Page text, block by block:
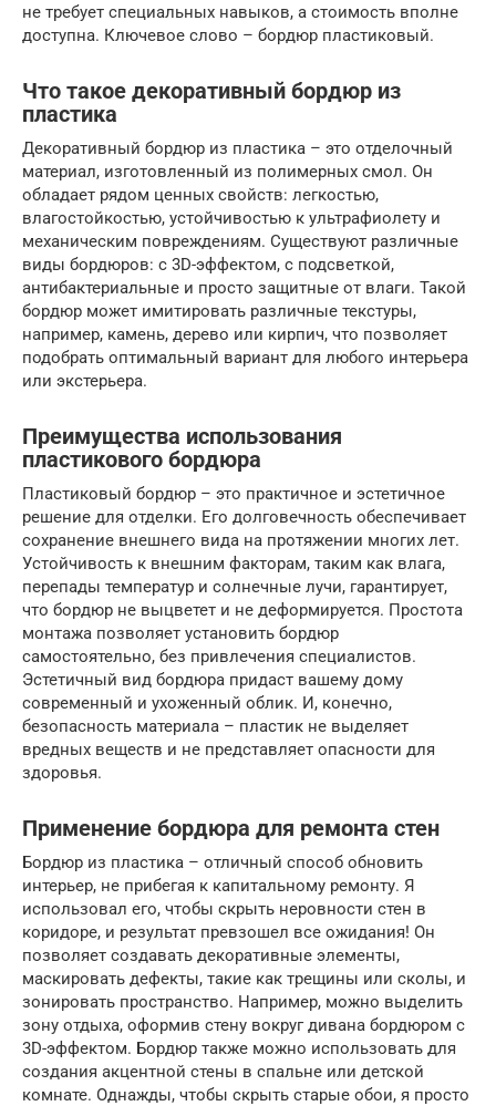
не требует специальных навыков, а стоимость вполне
доступна. Ключевое слово – бордюр пластиковый.
Что такое декоративный бордюр из
пластика
Декоративный бордюр из пластика – это отделочный
материал, изготовленный из полимерных смол. Он
обладает рядом ценных свойств: легкостью,
влагостойкостью, устойчивостью к ультрафиолету и
механическим повреждениям. Существуют различные
виды бордюров: с 3D-эффектом, с подсветкой,
антибактериальные и просто защитные от влаги. Такой
бордюр может имитировать различные текстуры,
например, камень, дерево или кирпич, что позволяет
подобрать оптимальный вариант для любого интерьера
или экстерьера.
Преимущества использования
пластикового бордюра
Пластиковый бордюр – это практичное и эстетичное
решение для отделки. Его долговечность обеспечивает
сохранение внешнего вида на протяжении многих лет.
Устойчивость к внешним факторам, таким как влага,
перепады температур и солнечные лучи, гарантирует,
что бордюр не выцветет и не деформируется. Простота
монтажа позволяет установить бордюр
самостоятельно, без привлечения специалистов.
Эстетичный вид бордюра придаст вашему дому
современный и ухоженный облик. И, конечно,
безопасность материала – пластик не выделяет
вредных веществ и не представляет опасности для
здоровья.
Применение бордюра для ремонта стен
Бордюр из пластика – отличный способ обновить
интерьер, не прибегая к капитальному ремонту. Я
использовал его, чтобы скрыть неровности стен в
коридоре, и результат превзошел все ожидания! Он
позволяет создавать декоративные элементы,
маскировать дефекты, такие как трещины или сколы, и
зонировать пространство. Например, можно выделить
зону отдыха, оформив стену вокруг дивана бордюром с
3D-эффектом. Бордюр также можно использовать для
создания акцентной стены в спальне или детской
комнате. Однажды, чтобы скрыть старые обои, я просто